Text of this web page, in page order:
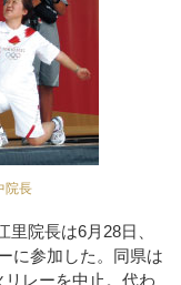
院長
院長は6月28日、
に参加した。同県は
レーを中止。代わ